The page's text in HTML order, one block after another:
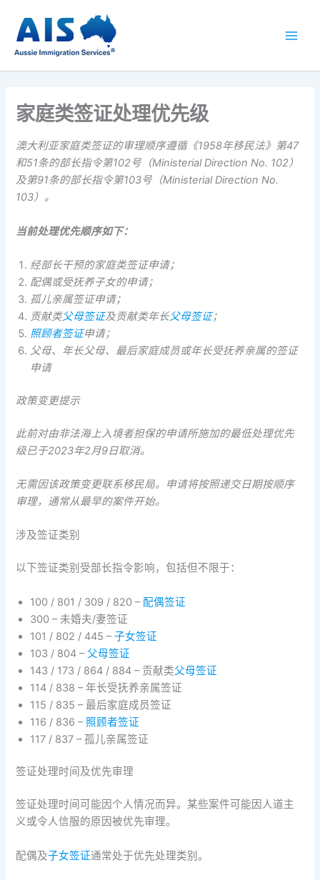
家庭类签证处理优先级
澳大利亚家庭类签证的审理顺序遵循《1958年移民法》第47
和51条的部长指令第102号（Ministerial Direction No. 102）
及第91条的部长指令第103号（Ministerial Direction No.
103）。
当前处理优先顺序如下：
经部长干预的家庭类签证申请；
配偶或受抚养子女的申请；
孤儿亲属签证申请；
贡献类父母签证及贡献类年长父母签证；
照顾者签证申请；
父母、年长父母、最后家庭成员或年长受抚养亲属的签证
申请
政策变更提示
此前对由非法海上入境者担保的申请所施加的最低处理优先
级已于2023年2月9日取消。
无需因该政策变更联系移民局。申请将按照递交日期按顺序
审理，通常从最早的案件开始。
涉及签证类别
以下签证类别受部长指令影响，包括但不限于：
100 / 801 / 309 / 820 –配偶签证
300 – 未婚夫/妻签证
101 / 802 / 445 –子女签证
103 / 804 – 父母签证
143 / 173 / 864 / 884 – 贡献类父母签证
114 / 838 – 年长受抚养亲属签证
115 / 835 – 最后家庭成员签证
116 / 836 – 照顾者签证
117 / 837 – 孤儿亲属签证
签证处理时间及优先审理
签证处理时间可能因个人情况而异。某些案件可能因人道主
义或令人信服的原因被优先审理。
配偶及子女签证通常处于优先处理类别。